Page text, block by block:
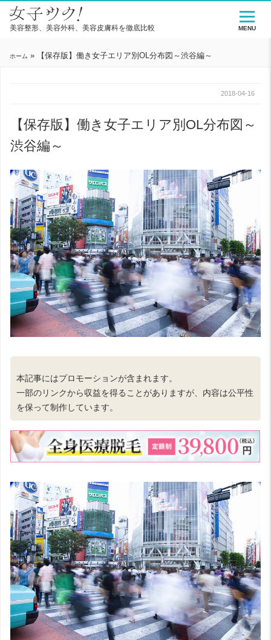
美容整形、美容外科、美容皮膚科を徹底比較
ホーム » 【保存版】働き女子エリア別OL分布図～渋谷編～
2018-04-16
【保存版】働き女子エリア別OL分布図～
渋谷編～
本記事にはプロモーションが含まれます。
一部のリンクから収益を得ることがありますが、内容は公平性
を保って制作しています。
MENU